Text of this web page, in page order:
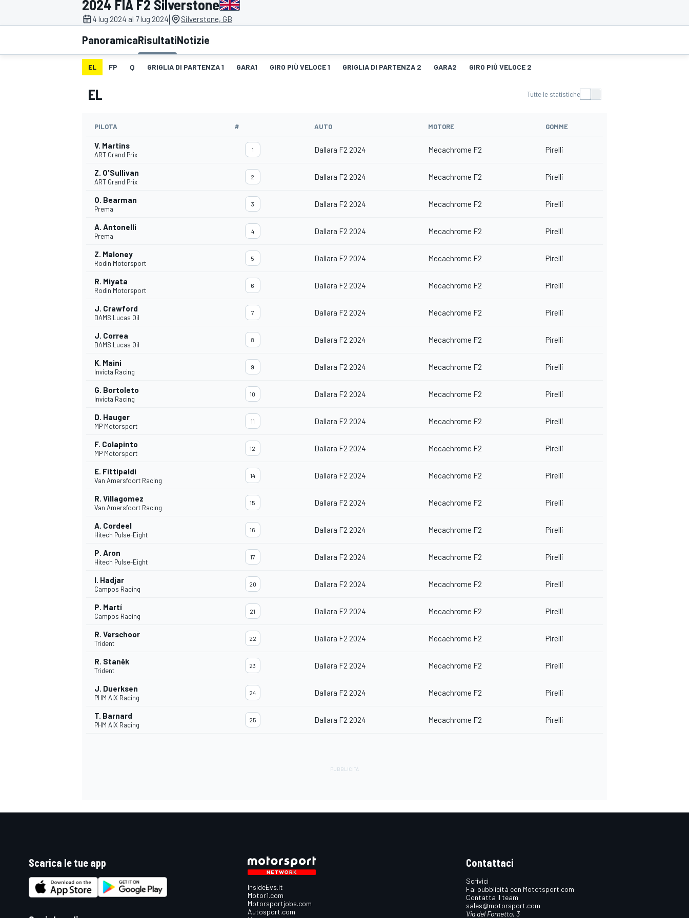
MOTOGP WEC
WRC
MONOPOSTO
2024 FIA F2 Silverstone
4 lug 2024 al 7 lug 2024| Silverstone, GB
PanoramicaRisultatiNotizie
EL FP Q GRIGLIA DI PARTENZA 1 GARA1 GIRO PIÙ VELOCE 1 GRIGLIA DI PARTENZA 2 GARA2 GIRO PIÙ VELOCE 2
EL Tutte le statistiche
PILOTA # AUTO MOTORE GOMME
V. Martins
ART Grand Prix
1 Dallara F2 2024 Mecachrome F2 Pirelli
Z. O'Sullivan
ART Grand Prix
2 Dallara F2 2024 Mecachrome F2 Pirelli
O. Bearman
Prema
3 Dallara F2 2024 Mecachrome F2 Pirelli
A. Antonelli
Prema
4 Dallara F2 2024 Mecachrome F2 Pirelli
Z. Maloney
Rodin Motorsport
5 Dallara F2 2024 Mecachrome F2 Pirelli
R. Miyata
Rodin Motorsport
6 Dallara F2 2024 Mecachrome F2 Pirelli
J. Crawford
DAMS Lucas Oil
7 Dallara F2 2024 Mecachrome F2 Pirelli
J. Correa
DAMS Lucas Oil
8 Dallara F2 2024 Mecachrome F2 Pirelli
K. Maini
Invicta Racing
9 Dallara F2 2024 Mecachrome F2 Pirelli
G. Bortoleto
Invicta Racing
10 Dallara F2 2024 Mecachrome F2 Pirelli
D. Hauger
MP Motorsport
11 Dallara F2 2024 Mecachrome F2 Pirelli
F. Colapinto
MP Motorsport
12 Dallara F2 2024 Mecachrome F2 Pirelli
E. Fittipaldi
Van Amersfoort Racing
14 Dallara F2 2024 Mecachrome F2 Pirelli
R. Villagomez
Van Amersfoort Racing
15 Dallara F2 2024 Mecachrome F2 Pirelli
A. Cordeel
Hitech Pulse-Eight
16 Dallara F2 2024 Mecachrome F2 Pirelli
P. Aron
Hitech Pulse-Eight
17 Dallara F2 2024 Mecachrome F2 Pirelli
I. Hadjar
Campos Racing
20 Dallara F2 2024 Mecachrome F2 Pirelli
P. Martí
Campos Racing
21 Dallara F2 2024 Mecachrome F2 Pirelli
R. Verschoor
Trident
22 Dallara F2 2024 Mecachrome F2 Pirelli
R. Staněk
Trident
23 Dallara F2 2024 Mecachrome F2 Pirelli
J. Duerksen
PHM AIX Racing
24 Dallara F2 2024 Mecachrome F2 Pirelli
T. Barnard
PHM AIX Racing
25 Dallara F2 2024 Mecachrome F2 Pirelli
Scarica le tue app
InsideEvs.it
Motor1.com
Motorsportjobs.com
Autosport.com
Contattaci
Scrivici
Fai pubblicità con Mototsport.com
Contatta il team
sales@motorsport.com
Via del Fornetto, 3